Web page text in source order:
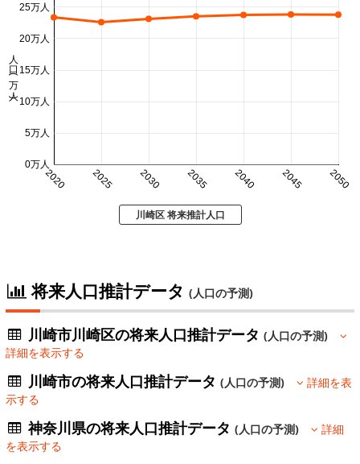
2020 2025 2030 2035 2040 2045 2050
0万人
5万人
10万人
15万人
20万人
25万人
人口 (万人)
川崎区 将来推計人口
将来人口推計データ (人口の予測)
川崎市川崎区の将来人口推計データ(人口の予測)
詳細を表示する
川崎市の将来人口推計データ(人口の予測)
詳細を表
示する
神奈川県の将来人口推計データ(人口の予測)
詳細
を表示する